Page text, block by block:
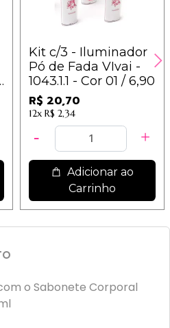
Kit c/3 - Iluminador
Pó de Fada VIvai -
1043.1.1 - Cor 01 / 6,90
R$ 20,70
12x R$ 2,34
Adicionar ao
Carrinho
o Sabonete Corporal